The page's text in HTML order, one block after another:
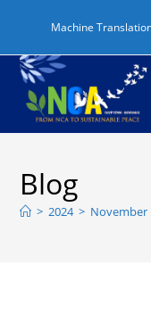
Machine
Blog
> 2024 > November